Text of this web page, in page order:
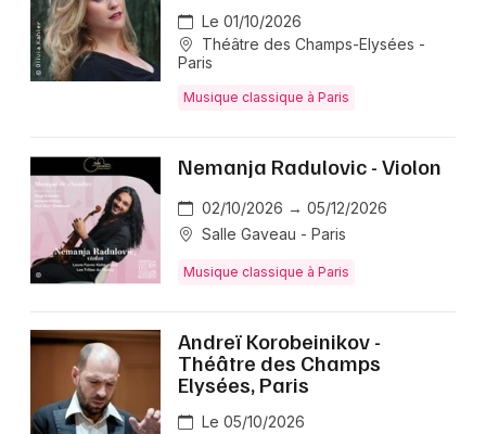
Le 01/10/2026
Théâtre des Champs-Elysées -
Paris
Musique classique à Paris
Nemanja Radulovic - Violon
02/10/2026 → 05/12/2026
Salle Gaveau - Paris
Musique classique à Paris
Andreï Korobeinikov -
Théâtre des Champs
Elysées, Paris
Le 05/10/2026